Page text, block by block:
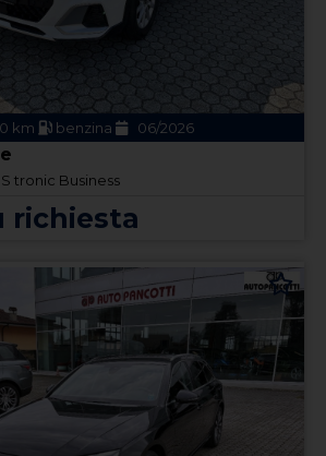
km benzina 06/2026
S tronic Business
richiesta